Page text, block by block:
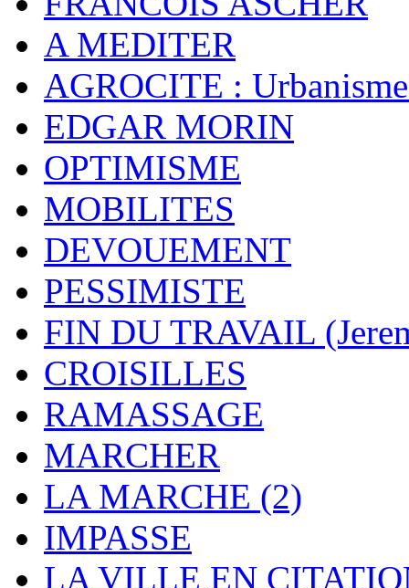
A MEDITER
AGROCITE :
EDGAR MORIN
OPTIMISME
MOBILITES
DEVOUEMENT
PESSIMISTE
FIN DU TRAVAIL
CROISILLES
RAMASSAGE
MARCHER
LA MARCHE (2)
IMPASSE
LA VILLE EN